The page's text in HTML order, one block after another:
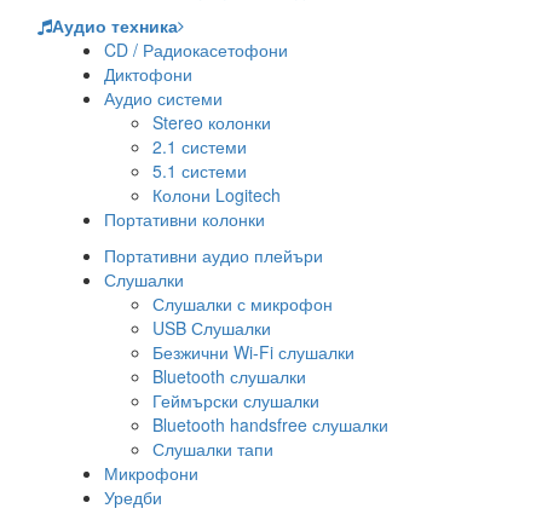
Аудио техника
CD / Радиокасетофони
Диктофони
Аудио системи
Stereo колонки
2.1 системи
5.1 системи
Колони Logitech
Портативни колонки
Портативни аудио плейъри
Слушалки
Слушалки с микрофон
USB Слушалки
Безжични Wi-Fi слушалки
Bluetooth слушалки
Геймърски слушалки
Bluetooth handsfree слушалки
Слушалки тапи
Микрофони
Уредби